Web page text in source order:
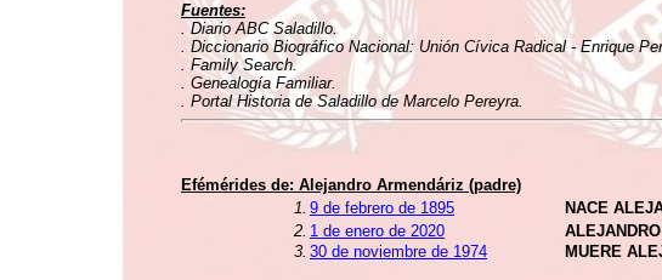
Fuentes:
. Diario ABC Saladillo.
. Diccionario Biográfico Nacional: Unión Cívica Radical - Enrique
. Family Search.
. Genealogía Familiar.
. Portal Historia de Saladillo de Marcelo Pereyra.
Efémérides de: Alejandro Armendáriz (padre)
1. 9 de febrero de 1895
NACE
2. 1 de enero de 2020
3. 30 de noviembre de 1974 MUERE